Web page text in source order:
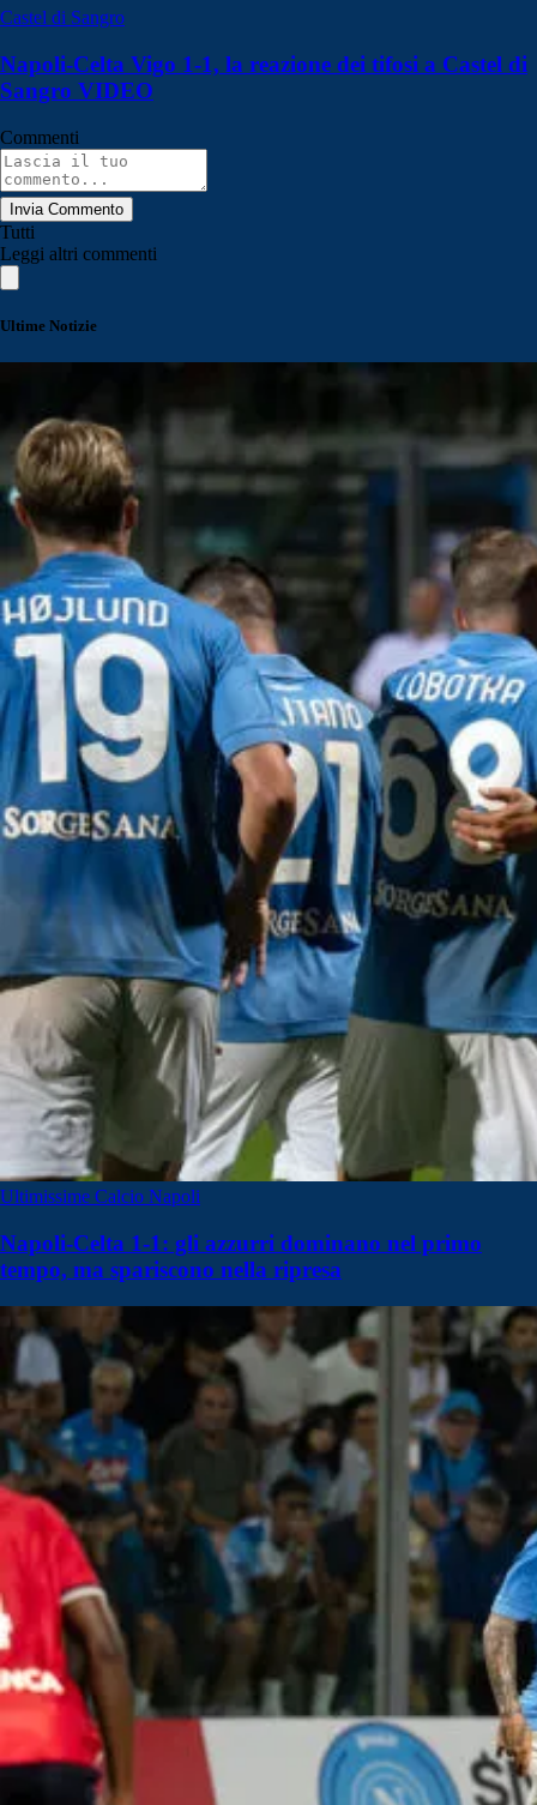
Castel di Sangro
Napoli-Celta Vigo 1-1, la reazione dei tifosi a Castel di
Sangro VIDEO
Commenti
Invia Commento
Tutti
Leggi altri commenti
Ultime Notizie
Ultimissime Calcio Napoli
Napoli-Celta 1-1: gli azzurri dominano nel primo
tempo, ma spariscono nella ripresa